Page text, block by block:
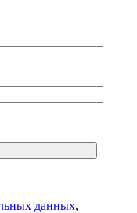
данных,